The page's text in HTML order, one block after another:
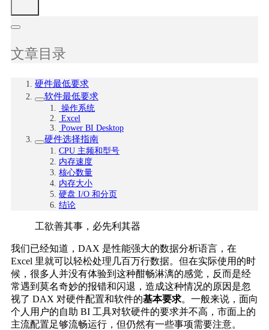
文章目录
硬件最低要求
软件最低要求
操作系统
Excel
Power BI Desktop
硬件选择指南
CPU 主频和型号
内存速度
核心数量
内存大小
硬盘 I/O 和分页
结论
工欲善其事，必先利其器
我们已经知道，DAX 是性能强大的数据分析语言，在
Excel 里就可以轻松处理几百万行数据。但在实际使用的时
候，很多人并没有体验到这种酣畅淋漓的感觉，反而是经
常遇到莫名奇妙的报错和闪退，造成这种情况的原因是忽
视了 DAX 对硬件配置和软件的基本要求。一般来说，面向
个人用户的自助 BI 工具对软硬件的要求并不高，市面上的
主流配置足够流畅运行，但仍然有一些事项需要注意。